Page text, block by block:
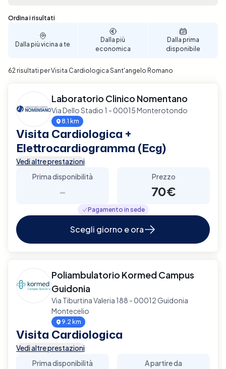
prenotazione è intuitivo e veloce, consentendoti di
selezionare la data e l'ora che più si adattano alle
tue esigenze personali. Prenota ora per garantire un
supporto diagnostico completo e affidabile per la
Sono stati trovati 62 risultati
Ordina i risultati
Dalla più vicina a te
Dalla più
economica
Dalla prima
disponibile
62 risultati per Visita Cardiologica Sant'angelo Romano
Laboratorio Clinico Nomentano
Via Dello Stadio 1 - 00015 Monterotondo
8.1 km
Visita Cardiologica +
Elettrocardiogramma (Ecg)
Vedi altre prestazioni
Prima disponibilità
-
Prezzo
70€
Pagamento in sede
Scegli giorno e ora
Poliambulatorio Kormed Campus
Guidonia
Via Tiburtina Valeria 188 - 00012 Guidonia
Montecelio
9.2 km
Visita Cardiologica
Vedi altre prestazioni
Prima disponibilità
A partire da